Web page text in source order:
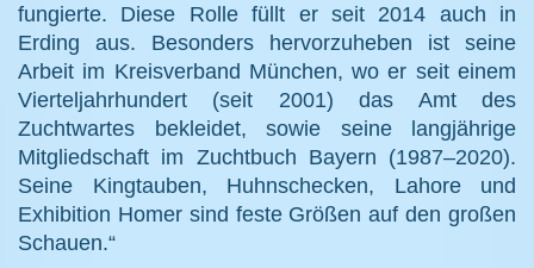
fungierte. Diese Rolle füllt er seit 2014 auch in
Erding aus. Besonders hervorzuheben ist seine
Arbeit im Kreisverband München, wo er seit einem
Vierteljahrhundert (seit 2001) das Amt des
Zuchtwartes bekleidet, sowie seine langjährige
Mitgliedschaft im Zuchtbuch Bayern (1987–2020).
Seine Kingtauben, Huhnschecken, Lahore und
Exhibition Homer sind feste Größen auf den großen
Schauen.“